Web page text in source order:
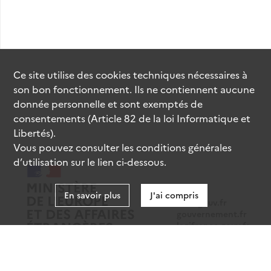
data.gouv.fr
legifrance.gouv.fr
Ce site utilise descookiestechniques nécessaires à
son bon fonctionnement. Ils ne contiennent aucune
donnée personnelle et sont exemptés de
consentements (Article 82 de la loi Informatique et
Libertés).
Vous pouvez consulter les conditions générales
d’utilisation sur le lien ci-dessous.
En savoir plus J'ai compris